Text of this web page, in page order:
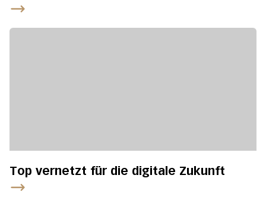
Top vernetzt für die digitale Zukunft